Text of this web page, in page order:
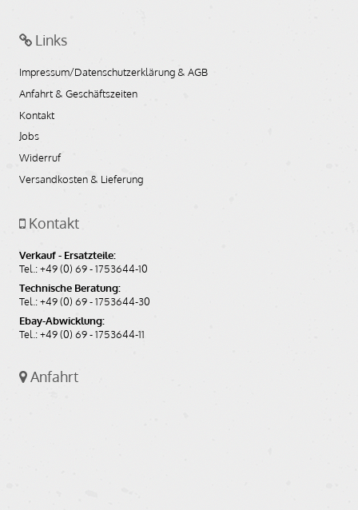
Links
Impressum/Datenschutzerklärung & AGB
Anfahrt & Geschäftszeiten
Kontakt
Jobs
Widerruf
Versandkosten & Lieferung
Kontakt
Verkauf - Ersatzteile:
Tel.: +49 (0) 69 - 1753644-10
Technische Beratung:
Tel.: +49 (0) 69 - 1753644-30
Ebay-Abwicklung:
Tel.: +49 (0) 69 - 1753644-11
Anfahrt